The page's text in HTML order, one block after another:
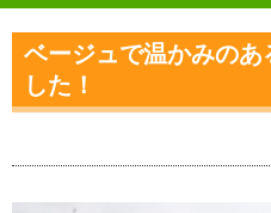
ベージュで温かみのあ
した！